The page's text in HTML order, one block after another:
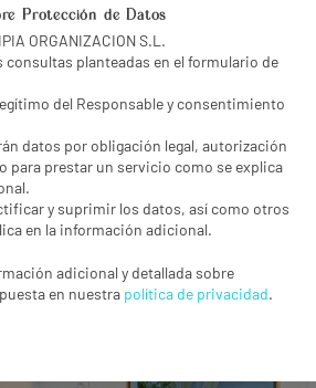
Protección de Datos
ORGANIZACION S.L.
consultas planteadas en el formulario de
del Responsable y consentimiento
datos por obligación legal, autorización
para prestar un servicio como se explica
y suprimir los datos, así como otros
en la información adicional.
adicional y detallada sobre
en nuestra política de privacidad.